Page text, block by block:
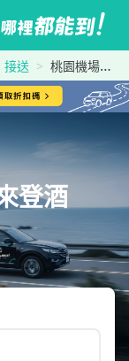
接送 桃園機場到八里福朋喜來登酒店
登酒